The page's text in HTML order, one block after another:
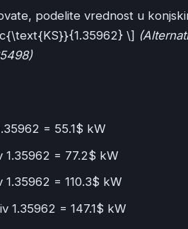
podelite vrednost u
\]
= 55.1$ kW
= 77.2$ kW
= 110.3$ kW
1.35962 = 147.1$ kW